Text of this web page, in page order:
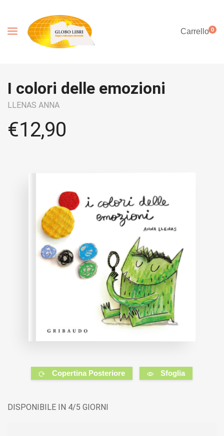
Carrello0
I colori delle emozioni
LLENAS ANNA
€12,90
Copertina Posteriore Sfoglia
DISPONIBILE IN 4/5 GIORNI